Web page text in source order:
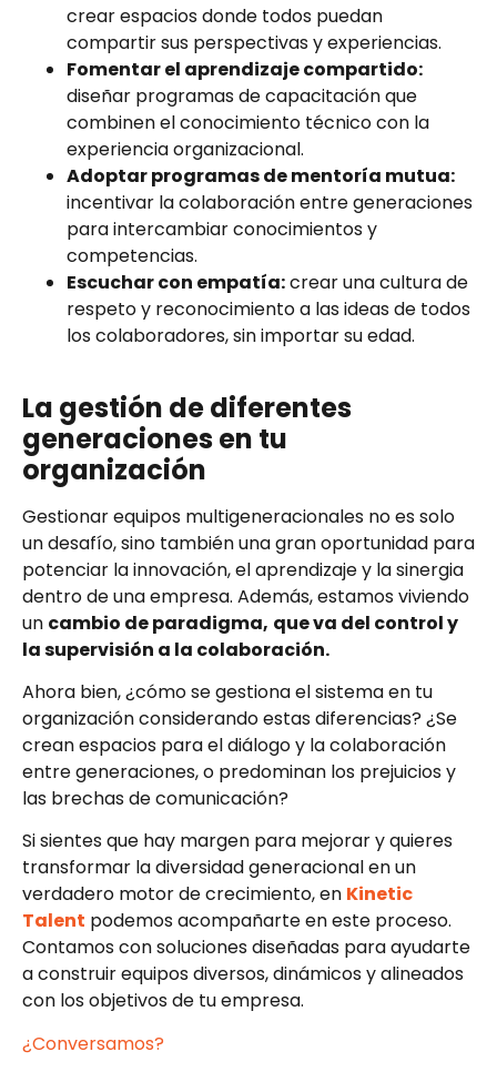
crear espacios donde todos puedan
compartir sus perspectivas y experiencias.
Fomentar el aprendizaje compartido:
diseñar programas de capacitación que
combinen el conocimiento técnico con la
experiencia organizacional.
Adoptar programas de mentoría mutua:
incentivar la colaboración entre generaciones
para intercambiar conocimientos y
competencias.
Escuchar con empatía:crear una cultura de
respeto y reconocimiento a las ideas de todos
los colaboradores, sin importar su edad.
La gestión de diferentes
generaciones en tu
organización
Gestionar equipos multigeneracionales no es solo
un desafío, sino también una gran oportunidad para
potenciar la innovación, el aprendizaje y la sinergia
dentro de una empresa. Además, estamos viviendo
un cambio de paradigma, que va del control y
la supervisión a la colaboración.
Ahora bien, ¿cómo se gestiona el sistema en tu
organización considerando estas diferencias? ¿Se
crean espacios para el diálogo y la colaboración
entre generaciones, o predominan los prejuicios y
las brechas de comunicación?
Si sientes que hay margen para mejorar y quieres
transformar la diversidad generacional en un
verdadero motor de crecimiento, en Kinetic
Talent podemos acompañarte en este proceso.
Contamos con soluciones diseñadas para ayudarte
a construir equipos diversos, dinámicos y alineados
con los objetivos de tu empresa.
¿Conversamos?